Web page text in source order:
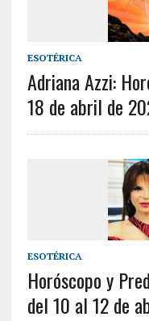
ESOTÉRICA
Adriana Azzi:
18 de abril de
ESOTÉRICA
Horóscopo y
del 10 al 12 de